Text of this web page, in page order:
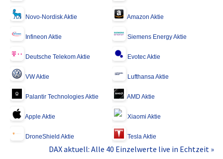
Novo-Nordisk Aktie Amazon Aktie
Infineon Aktie Siemens Energy Aktie
Deutsche Telekom Aktie Evotec Aktie
VW Aktie Lufthansa Aktie
Palantir Technologies Aktie AMD Aktie
Apple Aktie Xiaomi Aktie
DroneShield Aktie Tesla Aktie
DAX aktuell: Alle 40 Einzelwerte live in Echtzeit »